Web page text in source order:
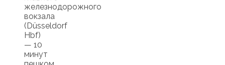
железнодорожного
вокзала
(Düsseldorf
Hbf)
— 10
минут